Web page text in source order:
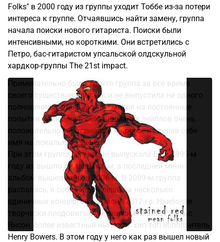
Folks" в 2000 году из группы уходит Тоббе из-за потери
интереса к группе. Отчаявшись найти замену, группа
начала поиски нового гитариста. Поиски были
интенсивными, но короткими. Они встретились с
Петро, бас-гитаристом упсальской олдскульной
хардкор-группы The 21st impact.
Примечательно было то, что группа за все время
своего существования так и не выпустила ни одного
полноценного альбома, не смотря на постоянные
попытки привлечь к себе внимание лейблов очень
положительными отзывами в прессе и сделав себе
имя на локальной сцене.
При этом группа регулярно выпускала EP, в 1999-м
году их вышло аж целых три, а последний мини-
альбом вышел у них в 2006-м. В 2009-м группа
распалась, и собиралась лишь на несколько
единичных концертов в районе 2012-го. Наиболее
творчески плодовитым оказался вокалист Нильс
Янсон, более известный ныне как хип-хоп исполнитель
Henry Bowers. В этом году у него как раз вышел новый